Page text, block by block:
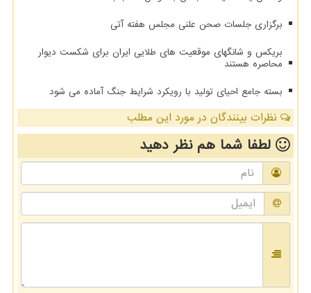
برگزاری جلسات صحن علنی مجلس هفته آتی
بریکس و شانگهای موقعیت های طلایی ایران برای شکست دیوار
محاصره هستند
بسته جامع احیای تولید با رویکرد شرایط جنگ آماده می شود
نظرات بینندگان در مورد این مطلب
لطفا شما همنظر دهید